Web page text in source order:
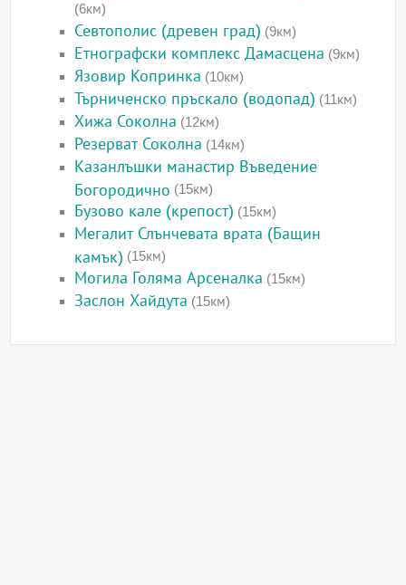
(6км)
Севтополис (древен град) (9км)
Етнографски комплекс Дамасцена (9км)
Язовир Копринка (10км)
Търниченско пръскало (водопад) (11км)
Хижа Соколна (12км)
Резерват Соколна (14км)
Казанлъшки манастир Въведение
Богородично (15км)
Бузово кале (крепост) (15км)
Мегалит Слънчевата врата (Бащин
камък) (15км)
Могила Голяма Арсеналка (15км)
Заслон Хайдута (15км)